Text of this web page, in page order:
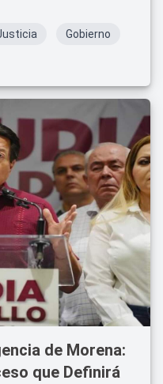
afectan la estructura
han encendido un
de la justicia en
Gobierno
de Morena:
que Definirá